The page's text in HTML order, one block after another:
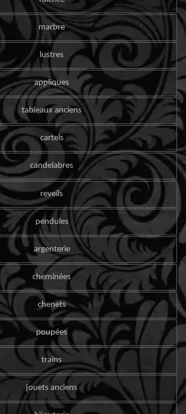
marbre
lustres
appliques
tableaux anciens
cartels
candelabres
reveils
pendules
argenterie
cheminées
chenets
poupées
trains
jouets anciens